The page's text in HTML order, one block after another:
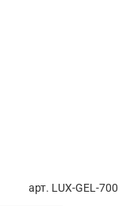
арт. LUX-GEL-700